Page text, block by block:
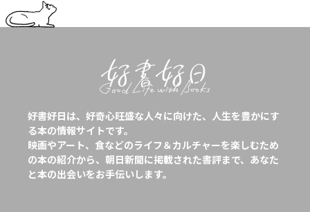
好書好日は、好奇心旺盛な人々に向けた、人生を豊かにす
る本の情報サイトです。
映画やアート、食などのライフ＆カルチャーを楽しむため
の本の紹介から、朝日新聞に掲載された書評まで、あなた
と本の出会いをお手伝いします。